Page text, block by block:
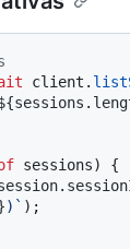
client.
sessions) {
)` );